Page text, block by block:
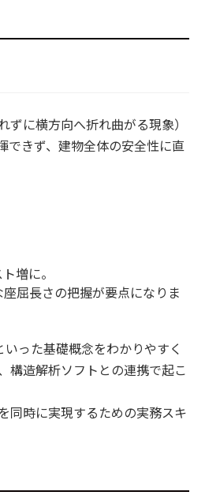
に横方向へ折れ曲がる現象）
できず、建物全体の安全性に直
増に。
屈長さの把握が要点になりま
った基礎概念をわかりやすく
構造解析ソフトとの連携で起こ
同時に実現するための実務スキ